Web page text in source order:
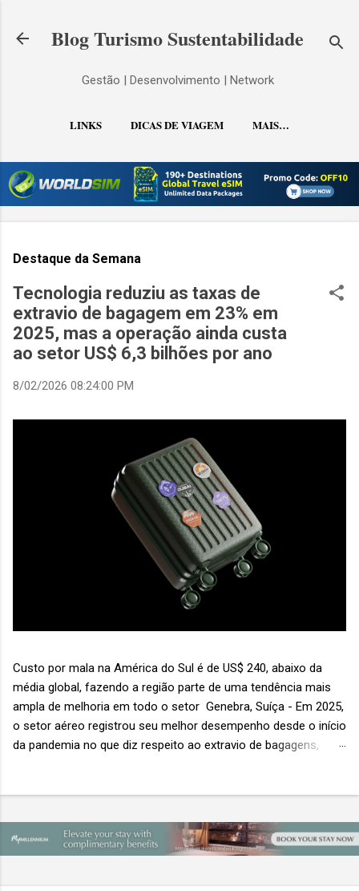
Blog Turismo Sustentabilidade
Gestão | Desenvolvimento | Network
LINKS DICAS DE VIAGEM MAIS…
CONTATO
Destaque da Semana
Tecnologia reduziu as taxas de
extravio de bagagem em 23% em
2025, mas a operação ainda custa
ao setor US$ 6,3 bilhões por ano
8/02/2026 08:24:00 PM
Custo por mala na América do Sul é de US$ 240, abaixo da
média global, fazendo a região parte de uma tendência mais
ampla de melhoria em todo o setor Genebra, Suíça - Em 2025,
o setor aéreo registrou seu melhor desempenho desde o início
da pandemia no que diz respeito ao extravio de bagagens,
“Baggage IT Insights” de 2026 da SITA, a 20ª edição anual
desse importante estudo de referência à indústria. (© SITA)